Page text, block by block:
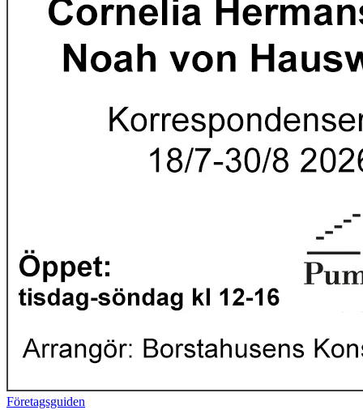
Företagsguiden